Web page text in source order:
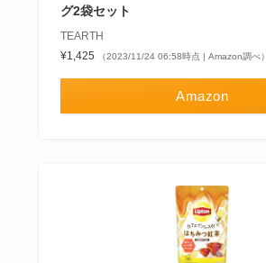
グ2袋セット
TEARTH
¥1,425
（2023/11/24 06:58時点 | Amazon調べ）
Amazon